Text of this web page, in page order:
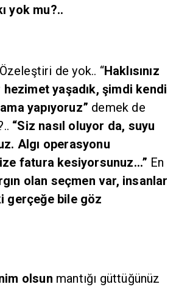
yok mu?..
de yok.. “Haklısınız
yaşadık, şimdi kendi
yapıyoruz” demek de
“Siz nasıl oluyor da, suyu
Algı operasyonu
fatura kesiyorsunuz…” En
olan seçmen var, insanlar
gerçeğe bile göz
olsun mantığı güttüğünüz